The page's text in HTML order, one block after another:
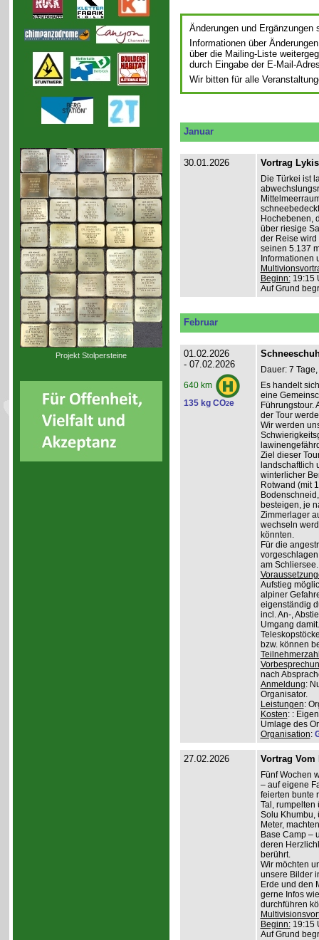
Projekt Stolpersteine
Änderungen und Ergänzungen
Informationen über
über die Mailing-Liste
durch Eingabe der E-Mail-
Wir bitten für alle
Januar
30.01.2026 Vortrag
Die Türkei ist
Hochebenen,
über riesige
der Reise wird
seinen 5.137
Informationen
Beginn:19:15
Auf Grund
Februar
01.02.2026
- 07.02.2026
640 km
135 kg CO2e
Dauer: 7
Es handelt
eine
Führungstour.
der Tour
Wir werden
Ziel dieser
landschaftlich
winterlicher
Rotwand (mit
besteigen, je
Zimmerlager
wechseln
könnten.
Für die
am
Aufstieg
alpiner
eigenständig
incl. An-,
Umgang
bzw. können
nach
Anmeldung:
Organisator.
Leistungen:
Kosten: :
Umlage des
Organisation:
27.02.2026 Vortrag Vom
Fünf Wochen
– auf eigene
feierten bunte
Tal, rumpelten
Solu Khumbu,
Meter,
Base Camp –
deren
berührt.
Wir möchten
unsere Bilder
Erde und den
gerne Infos
durchführen
Beginn:19:15
Auf Grund